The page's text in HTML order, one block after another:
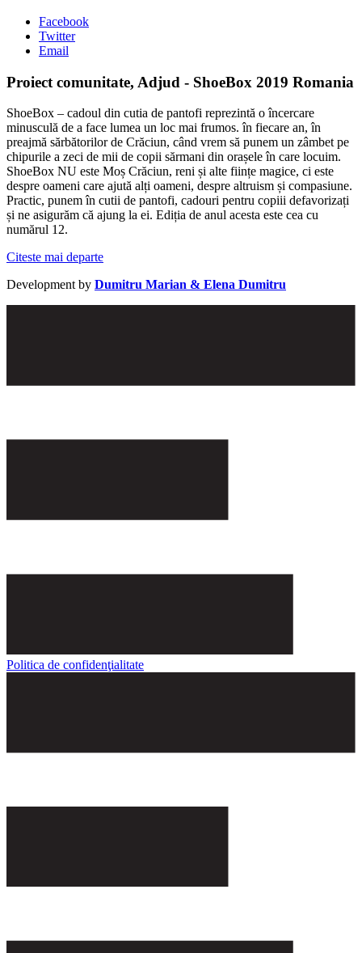
Facebook
Twitter
Email
Proiect comunitate, Adjud - ShoeBox 2019 Romania
ShoeBox – cadoul din cutia de pantofi reprezintă o încercare
minusculă de a face lumea un loc mai frumos. în fiecare an, în
preajmă sărbătorilor de Crăciun, când vrem să punem un zâmbet pe
chipurile a zeci de mii de copii sărmani din orașele în care locuim.
ShoeBox NU este Moș Crăciun, reni și alte ființe magice, ci este
despre oameni care ajută alți oameni, despre altruism și compasiune.
Practic, punem în cutii de pantofi, cadouri pentru copiii defavorizați
și ne asigurăm că ajung la ei. Ediția de anul acesta este cea cu
numărul 12.
Citeste mai departe
Development by Dumitru Marian & Elena Dumitru
Politica de confidenţialitate